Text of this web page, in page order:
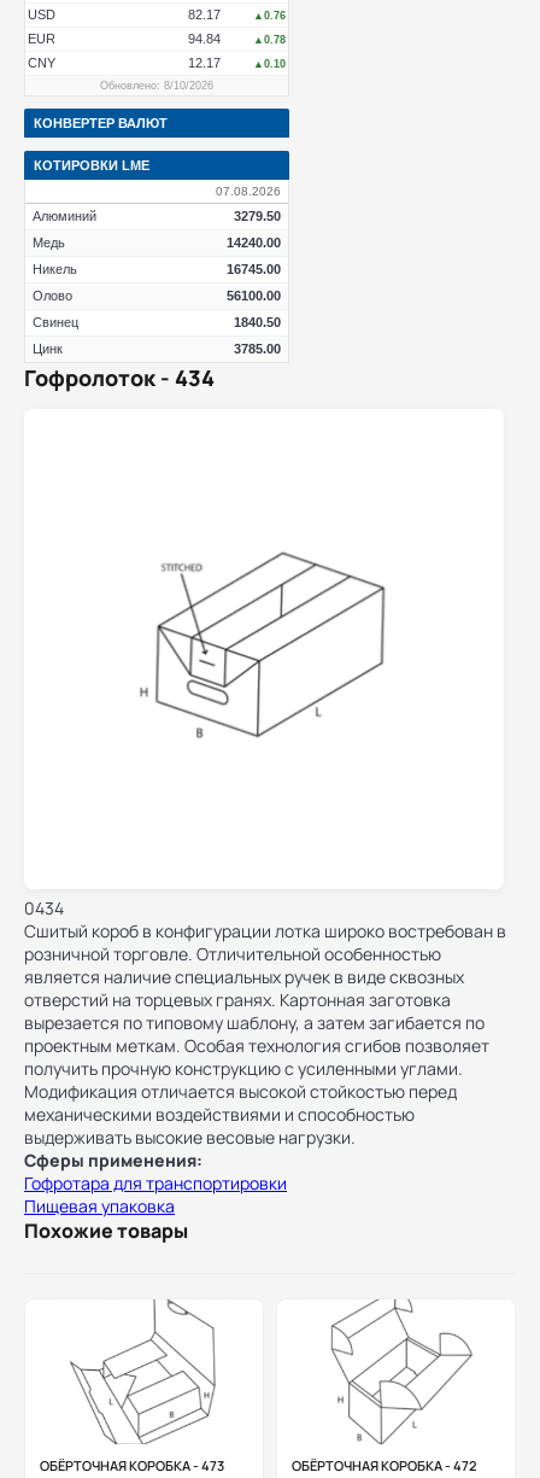
USD
82.17 ▲0.76
EUR 94.84 ▲0.78
CNY 12.17
▲0.10
Обновлено: 8/10/2026
КОНВЕРТЕР ВАЛЮТ
КОТИРОВКИ LME
07.08.2026
Алюминий
3279.50
Медь
14240.00
Никель
16745.00
Олово
56100.00
Свинец
1840.50
Цинк
3785.00
Гофролоток - 434
0434
Сшитый короб в конфигурации лотка широко востребован в
розничной торговле. Отличительной особенностью
является наличие специальных ручек в виде сквозных
отверстий на торцевых гранях. Картонная заготовка
вырезается по типовому шаблону, а затем загибается по
проектным меткам. Особая технология сгибов позволяет
получить прочную конструкцию с усиленными углами.
Модификация отличается высокой стойкостью перед
механическими воздействиями и способностью
выдерживать высокие весовые нагрузки.
Сферы применения:
Гофротара для транспортировки
Пищевая упаковка
Похожие товары
ОБЁРТОЧНАЯ КОРОБКА - 473 ОБЁРТОЧНАЯ КОРОБКА - 472